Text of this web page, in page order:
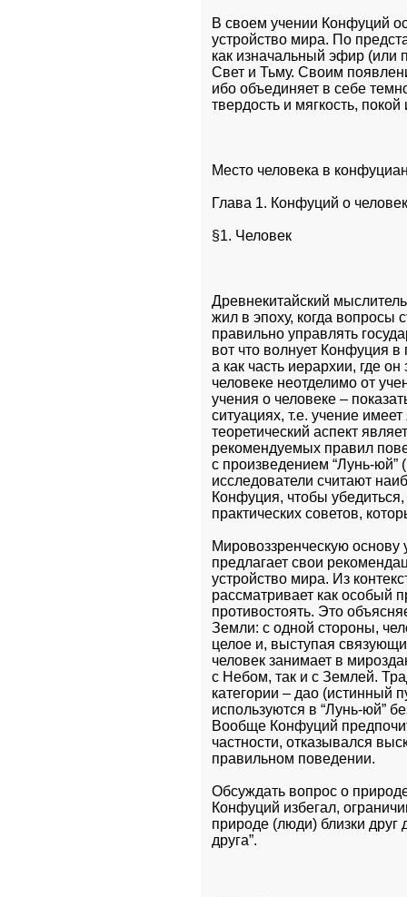
В своем учении Конфуций
устройство мира. По
как изначальный эфир (или
Свет и Тьму. Своим
ибо объединяет в себе
твердость и мягкость,
Место человека в
Глава 1. Конфуций о
§1. Человек
Древнекитайский
жил в эпоху, когда вопросы
правильно управлять
вот что волнует Конфуция
а как часть иерархии, где
человеке неотделимо от
учения о человеке –
ситуациях, т.е. учение
теоретический аспект
рекомендуемых правил
с произведением “Лунь-
исследователи считают
Конфуция, чтобы
практических советов,
Мировоззренческую основу
предлагает свои
устройство мира. Из
рассматривает как
противостоять. Это
Земли: с одной стороны,
целое и, выступая
человек занимает в
с Небом, так и с Землей.
категории – дао (истинный
используются в “Лунь-юй”
Вообще Конфуций
частности, отказывался
правильном поведении.
Обсуждать вопрос о
Конфуций избегал,
природе (люди) близки друг
друга”.